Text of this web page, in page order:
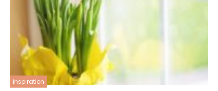
inspiration